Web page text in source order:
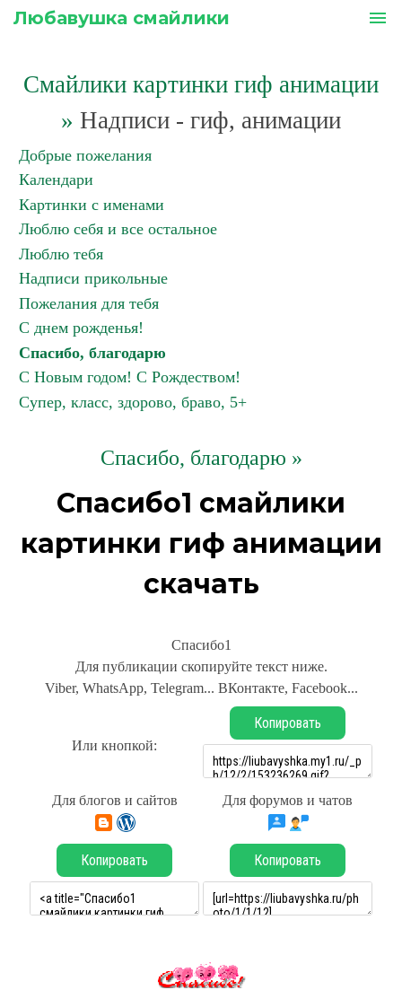
Любавушка смайлики menu
Смайлики картинки гиф анимации
» Надписи - гиф, анимации
Добрые пожелания
Календари
Картинки с именами
Люблю себя и все остальное
Люблю тебя
Надписи прикольные
Пожелания для тебя
С днем рожденья!
Спасибо, благодарю
С Новым годом! С Рождеством!
Супер, класс, здорово, браво, 5+
Спасибо, благодарю »
Спасибо1 смайлики
картинки гиф анимации
скачать
Спасибо1
Для публикации скопируйте текст ниже.
Viber, WhatsApp, Telegram... ВКонтакте, Facebook...
Или кнопкой:
Копировать
Для блогов и сайтов Для форумов и чатов
Копировать Копировать